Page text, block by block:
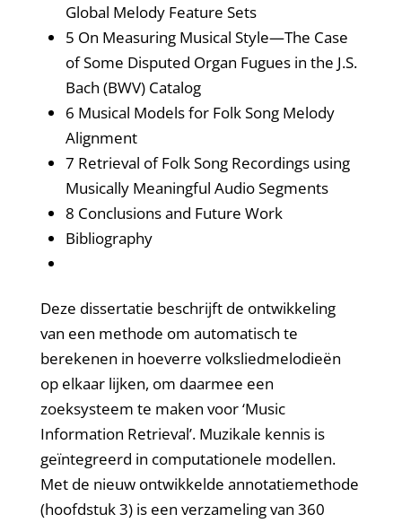
Global Melody Feature Sets
5 On Measuring Musical Style—The Case
of Some Disputed Organ Fugues in the J.S.
Bach (BWV) Catalog
6 Musical Models for Folk Song Melody
Alignment
7 Retrieval of Folk Song Recordings using
Musically Meaningful Audio Segments
8 Conclusions and Future Work
Bibliography
Deze dissertatie beschrijft de ontwikkeling
van een methode om automatisch te
berekenen in hoeverre volksliedmelodieën
op elkaar lijken, om daarmee een
zoeksysteem te maken voor ‘Music
Information Retrieval’. Muzikale kennis is
geïntegreerd in computationele modellen.
Met de nieuw ontwikkelde annotatiemethode
(hoofdstuk 3) is een verzameling van 360